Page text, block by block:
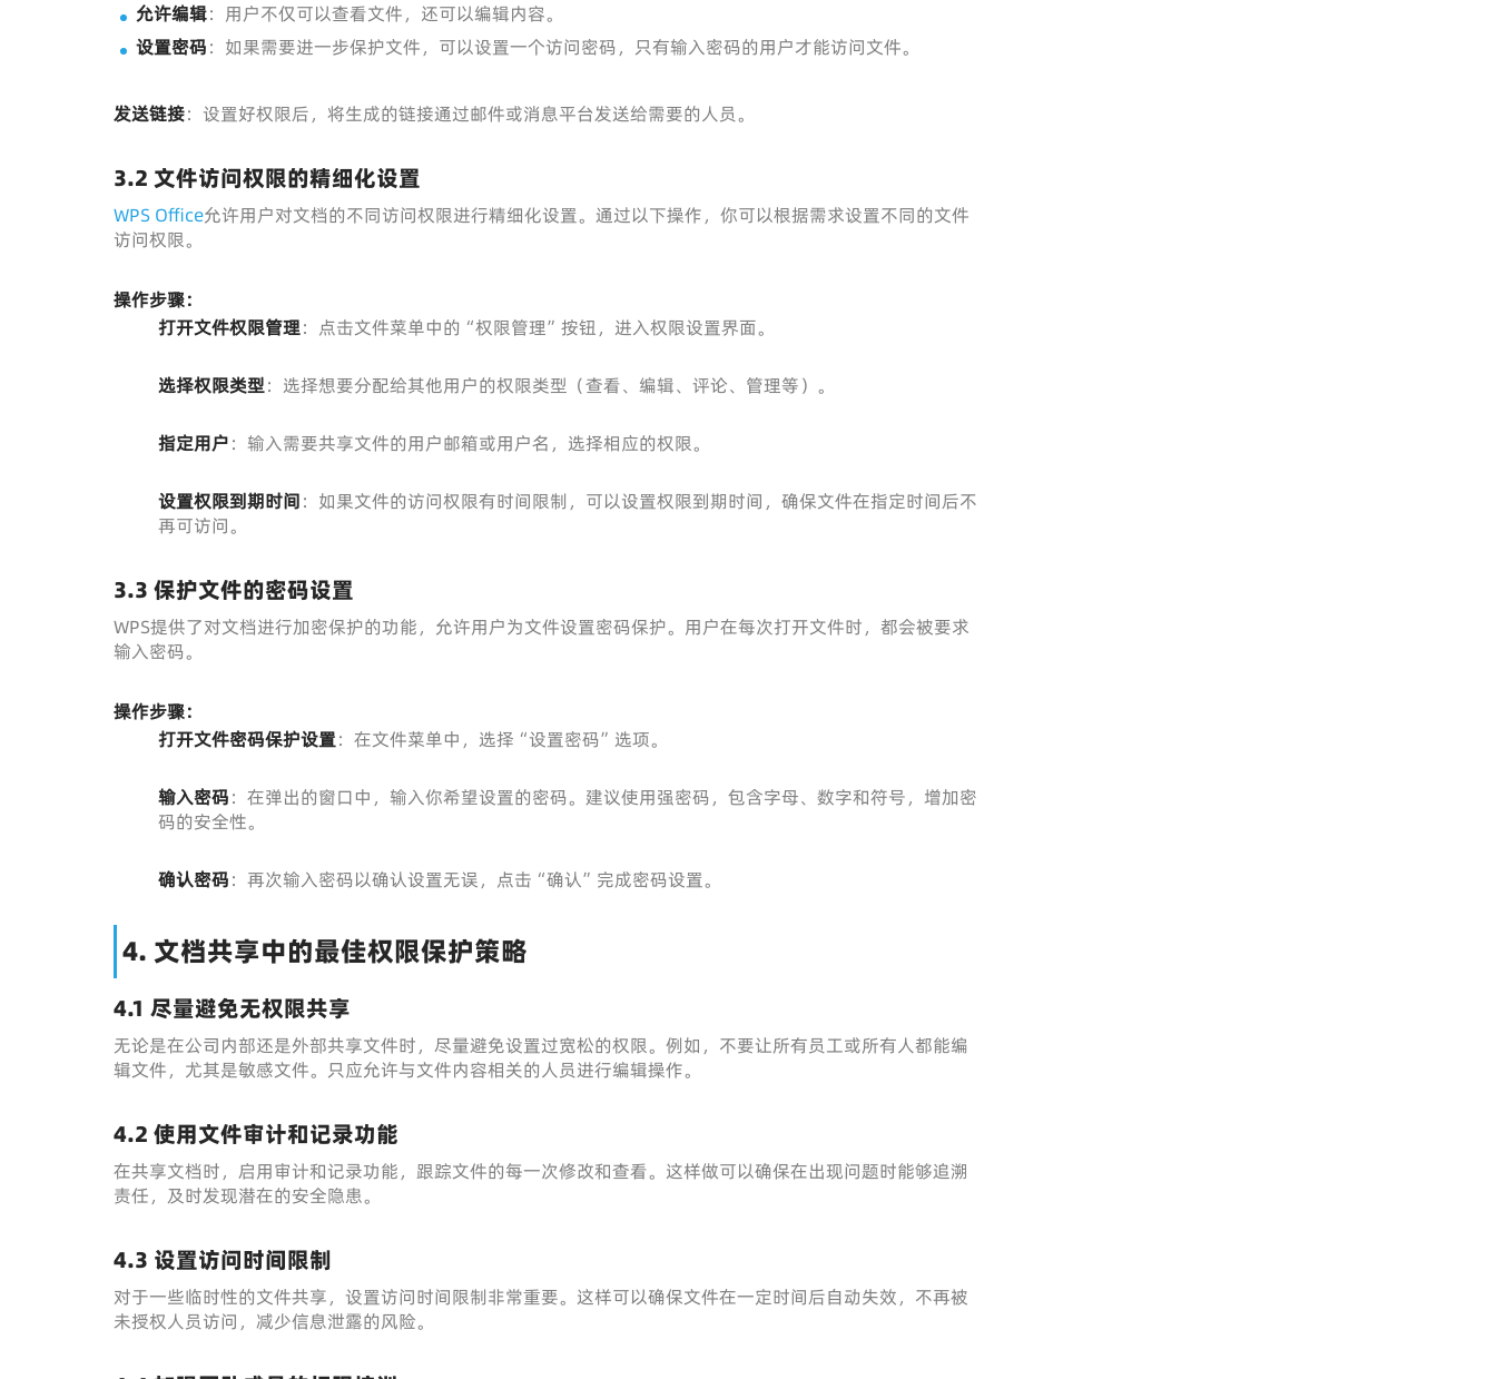
允许编辑：用户不仅可以查看文件，还可以编辑内容。
设置密码：如果需要进一步保护文件，可以设置一个访问密码，只有输入密码的用户才能访问文件。
发送链接：设置好权限后，将生成的链接通过邮件或消息平台发送给需要的人员。
3.2 文件访问权限的精细化设置
WPS Office允许用户对文档的不同访问权限进行精细化设置。通过以下操作，你可以根据需求设置不同的文件
访问权限。
操作步骤：
打开文件权限管理：点击文件菜单中的“权限管理”按钮，进入权限设置界面。
选择权限类型：选择想要分配给其他用户的权限类型（查看、编辑、评论、管理等）。
指定用户：输入需要共享文件的用户邮箱或用户名，选择相应的权限。
设置权限到期时间：如果文件的访问权限有时间限制，可以设置权限到期时间，确保文件在指定时间后不
再可访问。
3.3 保护文件的密码设置
WPS提供了对文档进行加密保护的功能，允许用户为文件设置密码保护。用户在每次打开文件时，都会被要求
输入密码。
操作步骤：
打开文件密码保护设置：在文件菜单中，选择“设置密码”选项。
输入密码：在弹出的窗口中，输入你希望设置的密码。建议使用强密码，包含字母、数字和符号，增加密
码的安全性。
确认密码：再次输入密码以确认设置无误，点击“确认”完成密码设置。
4. 文档共享中的最佳权限保护策略
4.1 尽量避免无权限共享
无论是在公司内部还是外部共享文件时，尽量避免设置过宽松的权限。例如，不要让所有员工或所有人都能编
辑文件，尤其是敏感文件。只应允许与文件内容相关的人员进行编辑操作。
4.2 使用文件审计和记录功能
在共享文档时，启用审计和记录功能，跟踪文件的每一次修改和查看。这样做可以确保在出现问题时能够追溯
责任，及时发现潜在的安全隐患。
4.3 设置访问时间限制
对于一些临时性的文件共享，设置访问时间限制非常重要。这样可以确保文件在一定时间后自动失效，不再被
未授权人员访问，减少信息泄露的风险。